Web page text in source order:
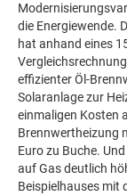
die Energiewende.
hat anhand eines
effizienter Öl-
Solaranlage zur
einmaligen Kosten
Brennwertheizung
Euro zu Buche.
auf Gas deutlich
Beispielhauses mit